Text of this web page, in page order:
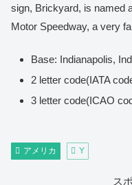
sign, Brickyard, is named
Motor Speedway, a very
Base: Indianapolis,
2 letter code(IATA
3 letter code(ICAO
アメリカ Y
ス